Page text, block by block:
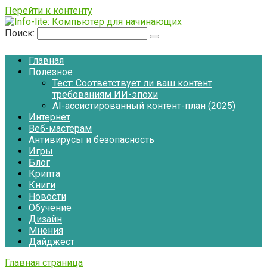
Перейти к контенту
Поиск:
Главная
Полезное
Тест: Соответствует ли ваш контент
требованиям ИИ-эпохи
AI-ассистированный контент-план (2025)
Интернет
Веб-мастерам
Антивирусы и безопасность
Игры
Блог
Крипта
Книги
Новости
Обучение
Дизайн
Мнения
Дайджест
Главная страница